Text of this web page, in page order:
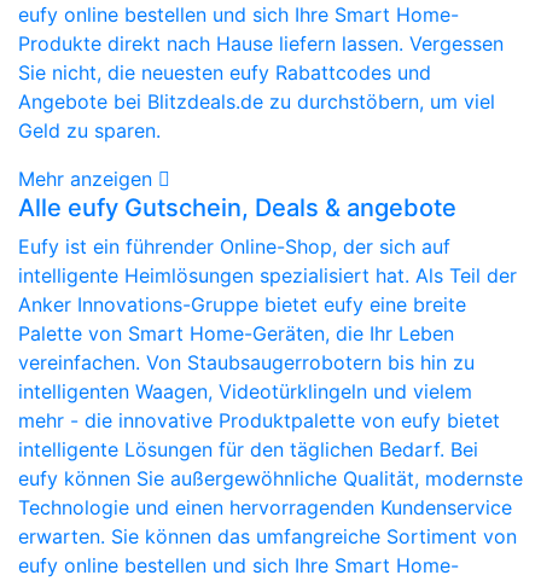
eufy online bestellen und sich Ihre Smart Home-
Produkte direkt nach Hause liefern lassen. Vergessen
Sie nicht, die neuesten eufy Rabattcodes und
Angebote bei Blitzdeals.de zu durchstöbern, um viel
Geld zu sparen.
Mehr anzeigen
Alle eufy Gutschein, Deals & angebote
Eufy ist ein führender Online-Shop, der sich auf
intelligente Heimlösungen spezialisiert hat. Als Teil der
Anker Innovations-Gruppe bietet eufy eine breite
Palette von Smart Home-Geräten, die Ihr Leben
vereinfachen. Von Staubsaugerrobotern bis hin zu
intelligenten Waagen, Videotürklingeln und vielem
mehr - die innovative Produktpalette von eufy bietet
intelligente Lösungen für den täglichen Bedarf. Bei
eufy können Sie außergewöhnliche Qualität, modernste
Technologie und einen hervorragenden Kundenservice
erwarten. Sie können das umfangreiche Sortiment von
eufy online bestellen und sich Ihre Smart Home-